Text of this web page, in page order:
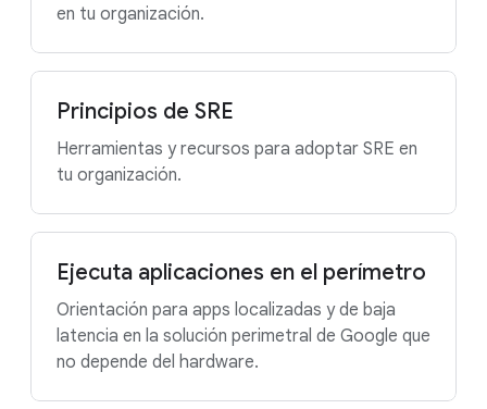
en tu organización.
Principios de SRE
Herramientas y recursos para adoptar SRE en
tu organización.
Ejecuta aplicaciones en el perímetro
Orientación para apps localizadas y de baja
latencia en la solución perimetral de Google que
no depende del hardware.